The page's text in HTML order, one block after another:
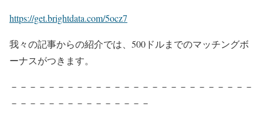
https://get.brightdata.com/5ocz7
我々の記事からの紹介では、500ドルまでのマッチングボ
ーナスがつきます。
－－－－－－－－－－－－－－－－－－－－－－－－－－
－－－－－－－－－－－－－－－